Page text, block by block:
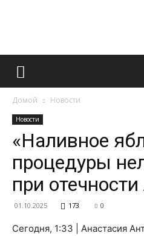
и
Домой Новости
Новости
«Наливное
процедуры
при
01.10.2025 173 0
Сегодня, 1:33 | Анастасия